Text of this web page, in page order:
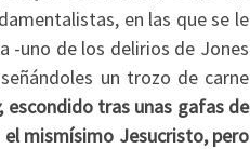
en las que se le
-uno de los delirios de Jones
un trozo de carne
, escondido tras unas gafas de
mismísimo Jesucristo, pero